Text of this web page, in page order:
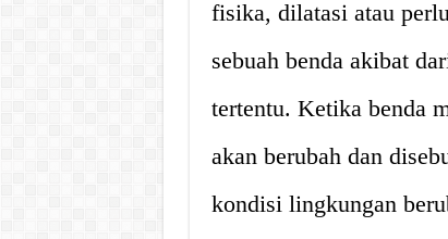
fisika, dilatasi atau
sebuah benda akibat
tertentu. Ketika benda
akan berubah dan
kondisi lingkungan